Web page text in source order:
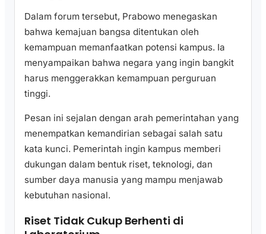
Dalam forum tersebut, Prabowo menegaskan
bahwa kemajuan bangsa ditentukan oleh
kemampuan memanfaatkan potensi kampus. Ia
menyampaikan bahwa negara yang ingin bangkit
harus menggerakkan kemampuan perguruan
tinggi.
Pesan ini sejalan dengan arah pemerintahan yang
menempatkan kemandirian sebagai salah satu
kata kunci. Pemerintah ingin kampus memberi
dukungan dalam bentuk riset, teknologi, dan
sumber daya manusia yang mampu menjawab
kebutuhan nasional.
Riset Tidak Cukup Berhenti di